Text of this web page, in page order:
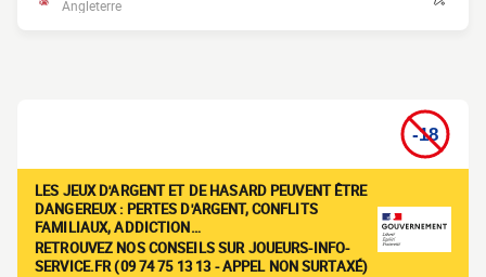
Angleterre
LES JEUX D'ARGENT ET DE HASARD PEUVENT ÊTRE
DANGEREUX : PERTES D'ARGENT, CONFLITS
FAMILIAUX, ADDICTION…
RETROUVEZ NOS CONSEILS SUR JOUEURS-INFO-
SERVICE.FR (09 74 75 13 13 - APPEL NON SURTAXÉ)